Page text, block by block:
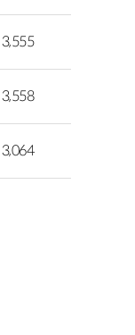
3,555
3,558
3,064